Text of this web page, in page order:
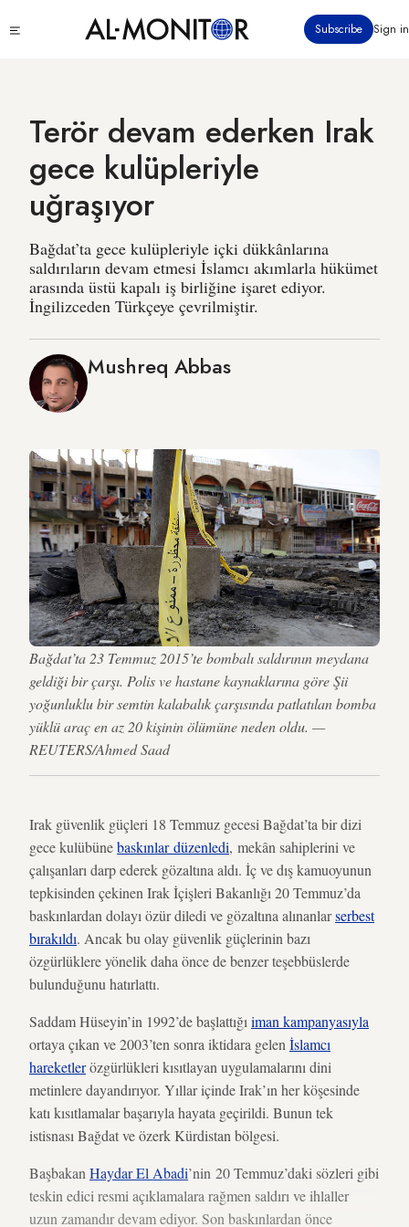
içeriğe
Subscribe Sign in
Terör devam ederken Irak
gece kulüpleriyle
uğraşıyor
Bağdat’ta gece kulüpleriyle içki dükkânlarına
saldırıların devam etmesi İslamcı akımlarla hükümet
arasında üstü kapalı iş birliğine işaret ediyor.
İngilizceden Türkçeye çevrilmiştir.
Mushreq Abbas
Bağdat’ta 23 Temmuz 2015’te bombalı saldırının meydana
geldiği bir çarşı. Polis ve hastane kaynaklarına göre Şii
yoğunluklu bir semtin kalabalık çarşısında patlatılan bomba
yüklü araç en az 20 kişinin ölümüne neden oldu. —
REUTERS/Ahmed Saad
Irak güvenlik güçleri 18 Temmuz gecesi Bağdat’ta bir dizi
gece kulübünebaskınlar düzenledi, mekân sahiplerini ve
çalışanları darp ederek gözaltına aldı. İç ve dış kamuoyunun
tepkisinden çekinen Irak İçişleri Bakanlığı 20 Temmuz’da
baskınlardan dolayı özür diledi ve gözaltına alınanlarserbest
bırakıldı. Ancak bu olay güvenlik güçlerinin bazı
özgürlüklere yönelik daha önce de benzer teşebbüslerde
bulunduğunu hatırlattı.
Saddam Hüseyin’in 1992’de başlattığı iman kampanyasıyla
ortaya çıkan ve 2003’ten sonra iktidara gelen İslamcı
hareketlerözgürlükleri kısıtlayan uygulamalarını dini
metinlere dayandırıyor. Yıllar içinde Irak’ın her köşesinde
katı kısıtlamalar başarıyla hayata geçirildi. Bunun tek
istisnası Bağdat ve özerk Kürdistan bölgesi.
Başbakan Haydar El Abadi’nin 20 Temmuz’daki sözleri gibi
teskin edici resmi açıklamalara rağmen saldırı ve ihlaller
uzun zamandır devam ediyor. Son baskınlardan önce